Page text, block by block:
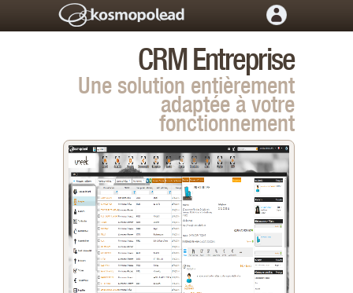
CRM Entreprise
Une solution entièrement
adaptée à votre
fonctionnement